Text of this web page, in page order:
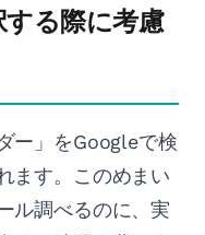
る際に考慮
ー」をGoogleで検
ます。このめまい
ル調べるのに、実